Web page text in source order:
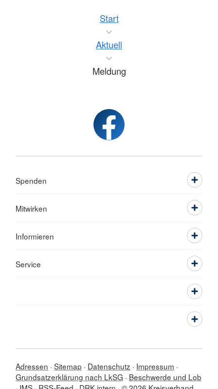
Start
Aktuell
Meldung
Spenden
Mitwirken
Informieren
Service
Adressen Sitemap Datenschutz
Impressum
Grundsatzerklärung nach LkSG
Beschwerde und Lob